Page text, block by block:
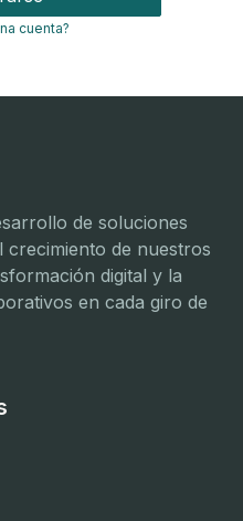
cuenta?
de soluciones
crecimiento de nuestros
digital y la
en cada giro de